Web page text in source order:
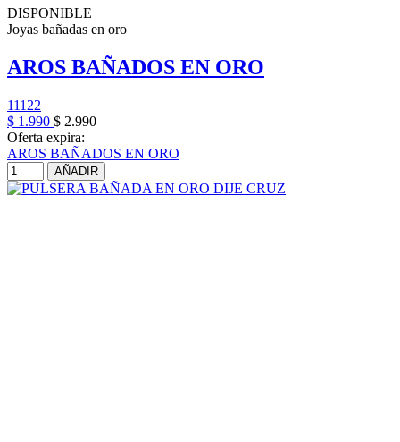
DISPONIBLE
Joyas bañadas en oro
AROS BAÑADOS EN ORO
11122
$ 1.990 $ 2.990
Oferta expira:
AROS BAÑADOS EN ORO
AÑADIR